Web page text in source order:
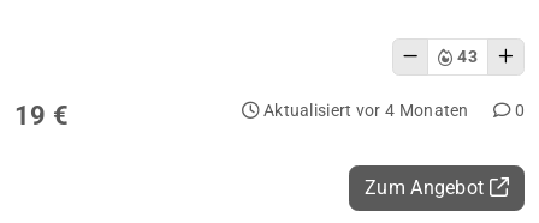
43
19 € Aktualisiert vor 4 Monaten 0
Zum Angebot